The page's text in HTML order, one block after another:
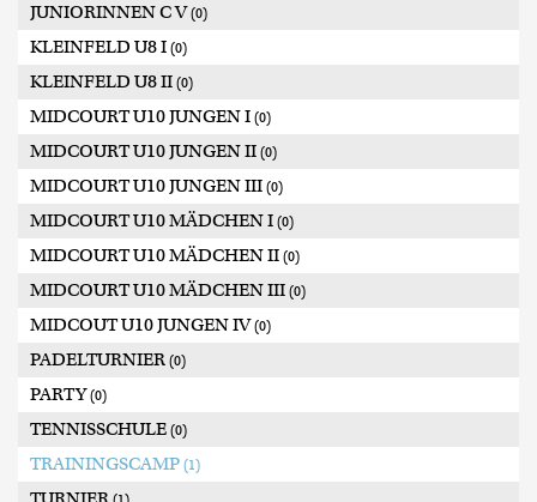
JUNIORINNEN C V(0)
KLEINFELD U8 I (0)
KLEINFELD U8 II (0)
MIDCOURT U10 JUNGEN I (0)
MIDCOURT U10 JUNGEN II (0)
MIDCOURT U10 JUNGEN III (0)
MIDCOURT U10 MÄDCHEN I (0)
MIDCOURT U10 MÄDCHEN II (0)
MIDCOURT U10 MÄDCHEN III (0)
MIDCOUT U10 JUNGEN IV(0)
PADELTURNIER (0)
PARTY(0)
TENNISSCHULE (0)
TRAININGSCAMP (1)